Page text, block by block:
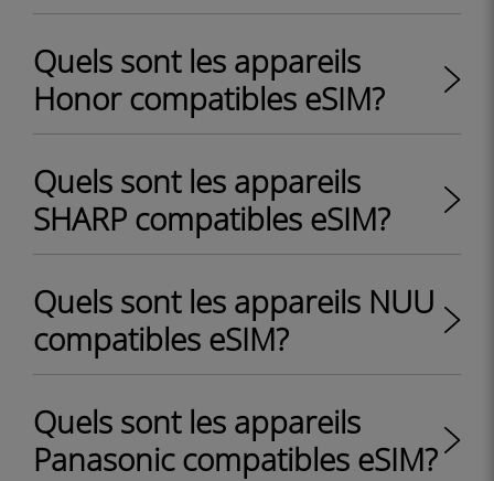
Quels sont les appareils
Honor compatibles eSIM?
Quels sont les appareils
SHARP compatibles eSIM?
Quels sont les appareils NUU
compatibles eSIM?
Quels sont les appareils
Panasonic compatibles eSIM?